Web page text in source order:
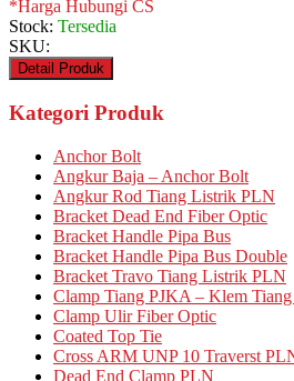
*Harga Hubungi CS
Stock: Tersedia
SKU:
Detail Produk
Kategori Produk
Anchor Bolt
Angkur Baja – Anchor Bolt
Angkur Rod Tiang Listrik PLN
Bracket Dead End Fiber Optic
Bracket Handle Pipa Bus
Bracket Handle Pipa Bus Double
Bracket Travo Tiang Listrik PLN
Clamp Tiang PJKA – Klem
Clamp Ulir Fiber Optic
Coated Top Tie
Cross ARM UNP 10 Traverst
Dead End Clamp PLN